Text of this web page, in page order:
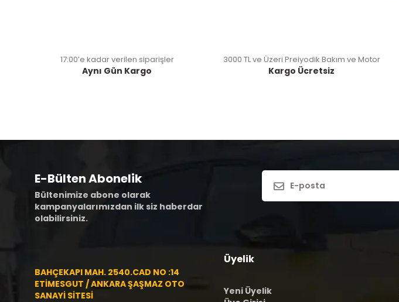
17:00’e kadar verilen siparişler
Aynı Gün Kargo
3000 TL ve Üzeri Preiyodik Bakım ve Motor
Kargo Ücretsiz
E-Bülten Abonelik
Bültenimize abone olarak
kampanyalarımızdan ilk siz haberdar
olabilirsiniz.
BAHÇEKAPI MAH. 2540.CAD NO :14
ETİMESGUT / ANKARA ŞAŞMAZ OTO
SANAYİ SİTESİ
Üyelik
Yeni Üyelik